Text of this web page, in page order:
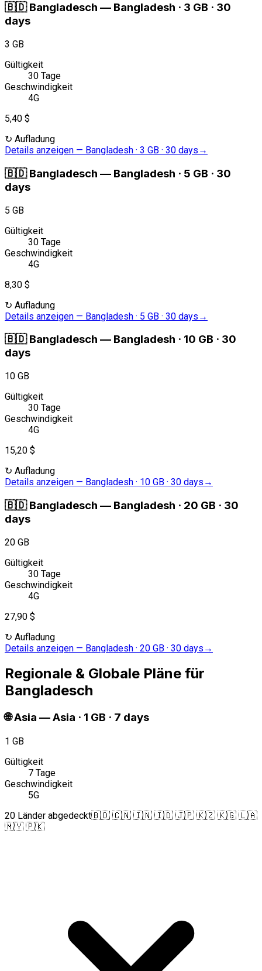
🇧🇩 Bangladesch — Bangladesh · 3 GB · 30
days
3 GB
Gültigkeit
30 Tage
Geschwindigkeit
4G
5,40 $
↻ Aufladung
Details anzeigen — Bangladesh · 3 GB · 30 days →
🇧🇩 Bangladesch — Bangladesh · 5 GB · 30
days
5 GB
Gültigkeit
30 Tage
Geschwindigkeit
4G
8,30 $
↻ Aufladung
Details anzeigen — Bangladesh · 5 GB · 30 days →
🇧🇩 Bangladesch — Bangladesh · 10 GB · 30
days
10 GB
Gültigkeit
30 Tage
Geschwindigkeit
4G
15,20 $
↻ Aufladung
Details anzeigen — Bangladesh · 10 GB · 30 days →
🇧🇩 Bangladesch — Bangladesh · 20 GB · 30
days
20 GB
Gültigkeit
30 Tage
Geschwindigkeit
4G
27,90 $
↻ Aufladung
Details anzeigen — Bangladesh · 20 GB · 30 days →
Regionale & Globale Pläne für
Bangladesch
🌐Asia —Asia · 1 GB · 7 days
1 GB
Gültigkeit
7 Tage
Geschwindigkeit
5G
20 Länder abgedeckt🇧🇩 🇨🇳 🇮🇳 🇮🇩 🇯🇵 🇰🇿 🇰🇬 🇱🇦
🇲🇾 🇵🇰